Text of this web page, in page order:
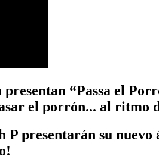
“Passa el
el porrón... al ritmo
presentarán su